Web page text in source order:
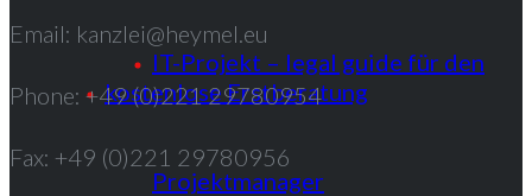
IT-Projekt – legal guide für den
Projektmanager
kostenlose Erstberatung
Email: kanzlei@heymel.eu
Phone: +49 (0)221 29780954
Fax: +49 (0)221 29780956